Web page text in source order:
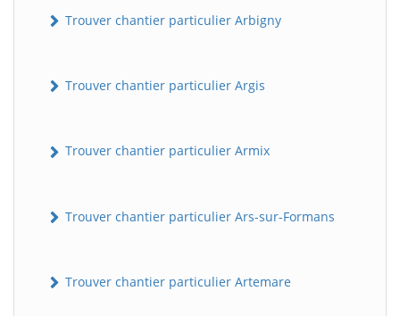
Trouver chantier particulier Arbigny
Trouver chantier particulier Argis
Trouver chantier particulier Armix
Trouver chantier particulier Ars-sur-Formans
Trouver chantier particulier Artemare